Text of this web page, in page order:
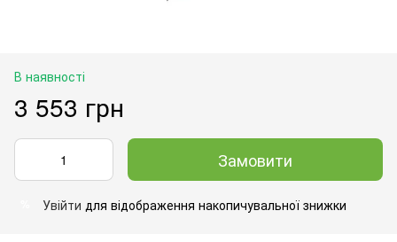
В наявності
3 553 грн
Замовити
Увійти для відображення накопичувальної знижки